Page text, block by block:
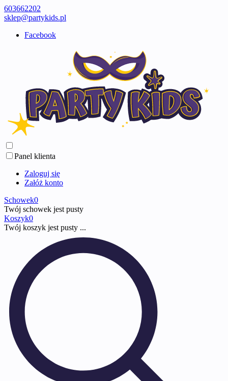
603662202
sklep@partykids.pl
Facebook
Panel klienta
Zaloguj się
Załóż konto
Schowek0
Twój schowek jest pusty
Koszyk0
Twój koszyk jest pusty ...